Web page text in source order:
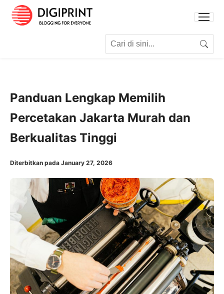
Search
Panduan Lengkap Memilih
Percetakan Jakarta Murah dan
Berkualitas Tinggi
Diterbitkan pada January 27, 2026